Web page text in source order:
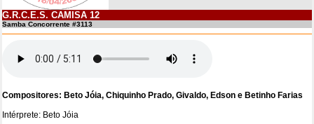
G.R.C.E.S. CAMISA 12
Samba Concorrente #3113
Compositores: Beto Jóia, Chiquinho Prado, Givaldo, Edson e Betinho Farias
Intérprete: Beto Jóia